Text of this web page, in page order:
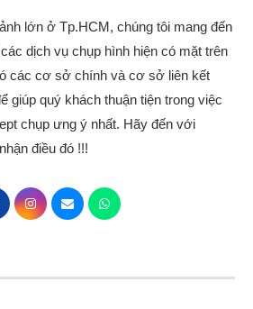
lớn ở Tp.HCM, chúng tôi mang đến
dịch vụ chụp hình hiện có mặt trên
các cơ sở chính và cơ sở liên kết
giúp quý khách thuận tiện trong việc
chụp ưng ý nhất. Hãy đến với
điều đó !!!